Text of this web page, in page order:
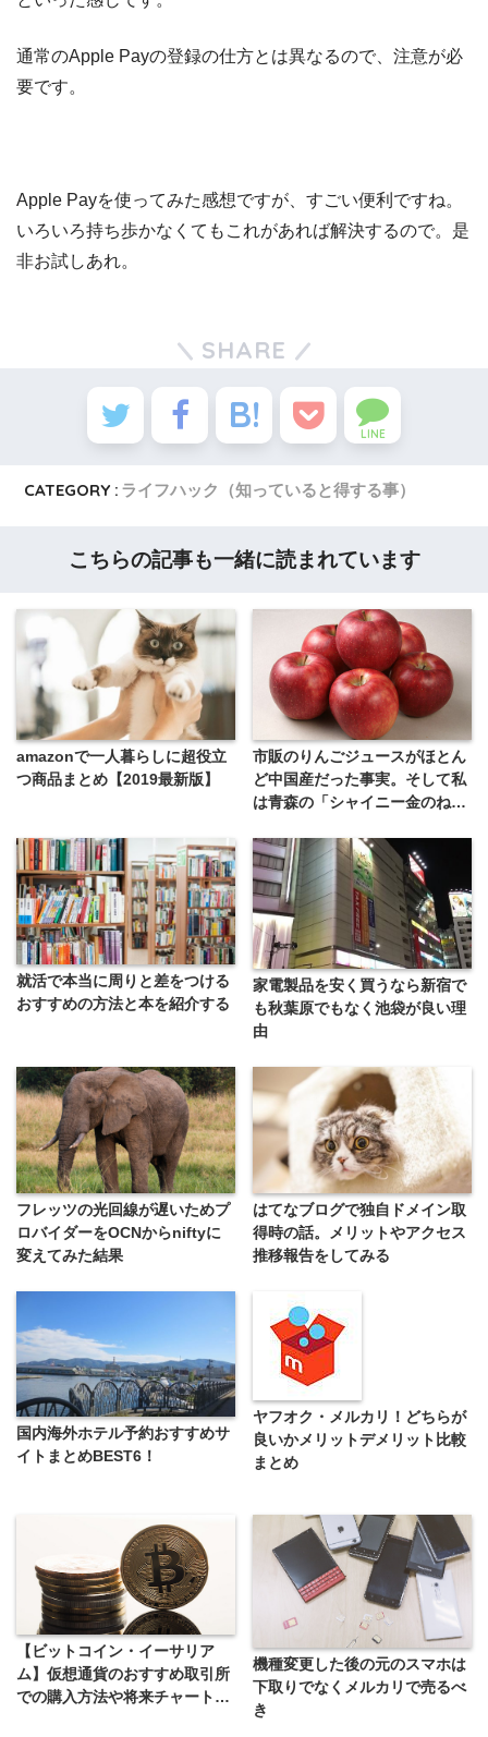
通常のApple Payの登録の仕方とは異なるので、注意が必
要です。
Apple Payを使ってみた感想ですが、すごい便利ですね。
いろいろ持ち歩かなくてもこれがあれば解決するので。是
非お試しあれ。
SHARE
LINE
CATEGORY : ライフハック（知っていると得する事）
こちらの記事も一緒に読まれています
amazonで一人暮らしに超役立
つ商品まとめ【2019最新版】
市販のりんごジュースがほとん
ど中国産だった事実。そして私
は青森の「シャイニー金のねぶ
た
就活で本当に周りと差をつける
おすすめの方法と本を紹介する
家電製品を安く買うなら新宿で
も秋葉原でもなく池袋が良い理
由
フレッツの光回線が遅いためプ
ロバイダーをOCNからniftyに
変えてみた結果
はてなブログで独自ドメイン取
得時の話。メリットやアクセス
推移報告をしてみる
国内海外ホテル予約おすすめサ
イトまとめBEST6！
ヤフオク・メルカリ！どちらが
良いかメリットデメリット比較
まとめ
【ビットコイン・イーサリア
ム】仮想通貨のおすすめ取引所
での購入方法や将来チャート予
機種変更した後の元のスマホは
下取りでなくメルカリで売るべ
き